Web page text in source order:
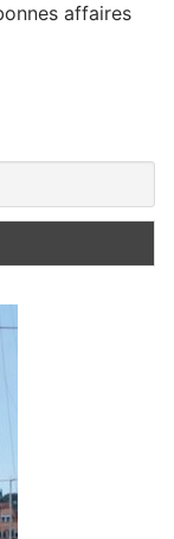
affaires